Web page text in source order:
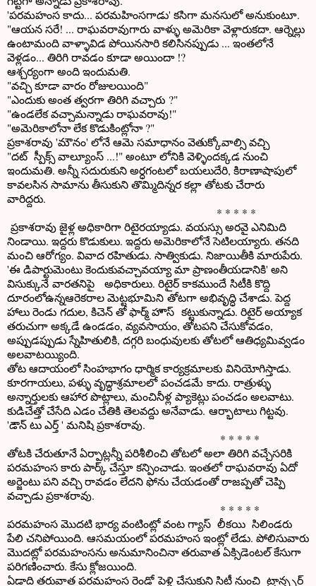
'పరమహంస కాదు... పరమహింసగాడు' కసిగా మనసులో అనుకుంటూ.
"ఆయన సరే! ... రాఘవరావుగారు వాళ్ళు అమెరికా వెళ్లారుకదా. ఆర్నెల్లు
ఉంటామంది వాళ్ళావిడ పోయినసారి కలిసినప్పుడు ... ఇంతలోనే
వెళ్లడం... తిరిగి రావడం కూడా అయిందా !?
ఆశ్చర్యంగా అంది ఇందుమతి.
"వచ్చి కూడా వారం రోజులయింది"
"ఎందుకు అంత త్వరగా తిరిగి వచ్చారు ?"
"ఉండలేక వచ్చామన్నాడు రాఘవరావు!"
"అమెరికాలోనా లేక కొడుకింట్లోనా ?"
ప్రకాశరావు 'మౌనం' లోనే ఆమె సమాధానం వెతుక్కోవాల్సి వచ్చి
"దట్ స్పీక్స్ వాల్యూంస్ ...!" అంటూ లోనికి వెళ్ళిందక్కడ నుంచి
ఇందుమతి. అన్నీ సదురుకుని అర్ధగంటలో బయలుదేరి, కిరాణాషాపులో
కావలసిన సామాను తీసుకుని తొమ్మిదిన్నర కల్లా తోటకు చేరారు
వారిద్దరు.
* * * * *
ప్రకాశరావు జైళ్ల అధికారిగా రిటైరయ్యాడు. వయస్సు అరవై ఎనిమిది
నిండాయి. ఇద్దరు కొడుకులు. ఇద్దరు అమెరికాలోనే సెటిలయ్యారు. తనది
మంచి ఆరోగ్యం. వివాద రహితుడు. సాత్వికుడు. నిజాయితీకి మారుపేరు.
'ఈ డిపార్టుమెంటు కెందుకువచ్చావయ్యా మా ప్రాణంతీయడానికి' అని
విసుక్కునే వారతనిపై అధికారులు. రిటైర్ కాకముందే సిటీకి కొద్ది
దూరంలోఉన్నఆరెకరాల మెట్టభూమిని తోటగా అభివృద్ధి చేశాడు. పెద్ద
హాలు రెండు గదుల, కిచెన్ తో ఫార్మ్ హౌస్ కట్టుకున్నాడు. రిటైర్ అయ్యాక
తరుచుగా అక్కడే ఉండడం, వ్యవసాయం, తోటపని చేసుకోవడం,
అప్పుడప్పుడు స్నేహితులికి, దగ్గరి బంధువులకు తోటలో ఆతిధ్యమివ్వడం
అలవాటయ్యింది.
తోట ఆదాయంలో సింహభాగం ధార్మిక కార్యక్రమాలకు వినియోగిస్తాడు.
కూరగాయలు, పళ్ళు వృద్ధాశ్రమాలలో పంచడమే కాదు. రాత్రుళ్ళు
అన్నార్తులకు ఆహార పొట్లాలు, మంచినీళ్ల ప్యాకెట్లు పంచడం అలవాటు.
కుడిచేత్తో చేసేది ఎడం చేతికి తెలవద్దు అనేవాడు. ఆర్భాటాలు గిట్టవు.
'డౌన్ టు ఎర్త్ ' మనిషి ప్రకాశరావు.
* * * * *
తోటకి చేరుతూనే ఏర్పాట్లన్నీ పరిశీలించి తోటలో అలా తిరిగి వచ్చేసరికి
పరమహంస కారు పార్క్ చేస్తూ కన్పించాడు. ఇంతలో రాఘవరావు ఏదో
అర్జెంటు పని వచ్చి రావడం లేదని ఫోను చేయడంతో రాజప్పతో చెప్పి
వచ్చాడు ప్రకాశరావు.
* * * * *
పరమహంస మొదటి భార్య వంటింట్లో వంట గ్యాస్ లీకయి సిలిండరు
పేలి చనిపోయింది. ఆసమయంలో పరమహంస ఇంట్లో లేడు. పోలిసువారు
మొదట్లో పరమహంసను అనుమానించినా తరువాత ఏక్సిడెంటల్ కేసుగా
పరిగణించారు. కేసు క్లోజయింది.
ఏడాది తరువాత పరమహంస రెండో పెళ్లి చేసుకుని సిటీ నుంచి ట్రాన్స్ఫర్